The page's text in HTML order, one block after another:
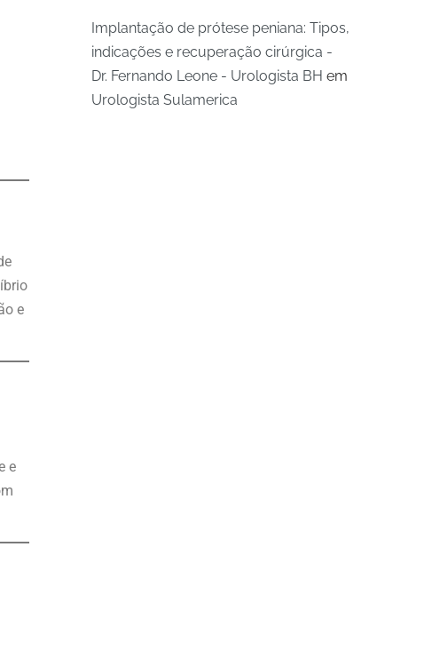
e
e
Implantação de prótese peniana: Tipos,
indicações e recuperação cirúrgica -
Dr. Fernando Leone - Urologista BH em
Urologista Sulamerica